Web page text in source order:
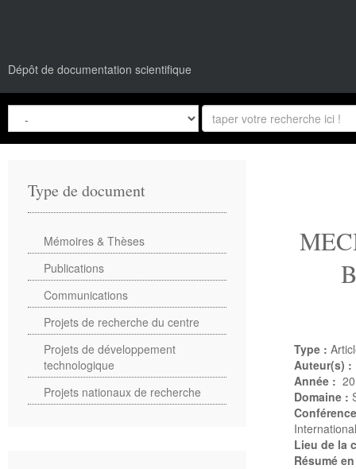
Dépôt de documentation scientifique
Type :
Auteur(s) :
Année :
Domaine :
Lieu de la
Résumé
Type de document
Mémoires & Thèses
Publications
Communications
Projets de recherche du centre
Projets de développement
technologique
Projets nationaux de recherche